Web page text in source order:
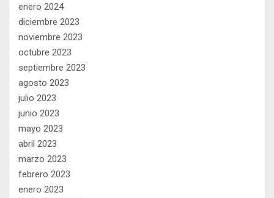
enero 2024
diciembre 2023
noviembre 2023
octubre 2023
septiembre 2023
agosto 2023
julio 2023
junio 2023
mayo 2023
abril 2023
marzo 2023
febrero 2023
enero 2023